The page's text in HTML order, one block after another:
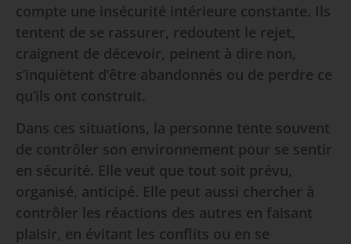
compte une insécurité intérieure constante. Ils
tentent de se rassurer, redoutent le rejet,
craignent de décevoir, peinent à dire non,
s’inquiètent d’être abandonnés ou de perdre ce
qu’ils ont construit.
Dans ces situations, la personne tente souvent
de contrôler son environnement pour se sentir
en sécurité. Elle veut que tout soit prévu,
organisé, anticipé. Elle peut aussi chercher à
contrôler les réactions des autres en faisant
plaisir, en évitant les conflits ou en se